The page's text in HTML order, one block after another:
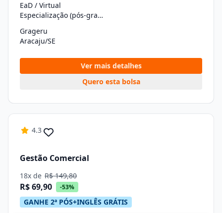
EaD / Virtual
Especialização (pós-graduação)
Grageru
Aracaju/SE
Ver mais detalhes
Quero esta bolsa
4.3
Gestão Comercial
18x de R$ 149,80
R$ 69,90 -53%
GANHE 2ª PÓS+INGLÊS GRÁTIS